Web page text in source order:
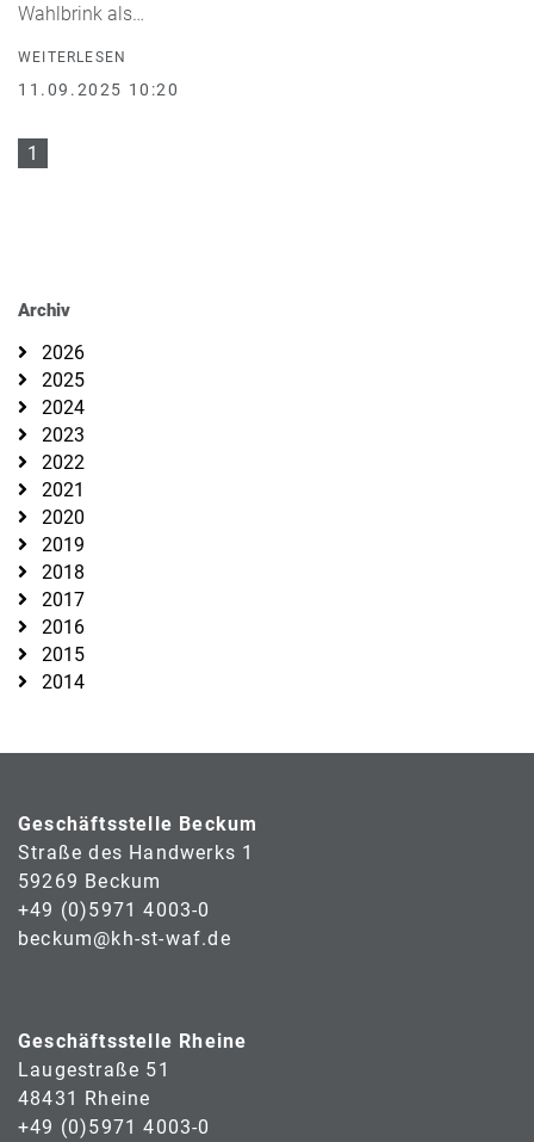
Wahlbrink als…
WEITERLESEN
11.09.2025 10:20
1
Archiv
2026
2025
2024
2023
2022
2021
2020
2019
2018
2017
2016
2015
2014
Geschäftsstelle Beckum
Straße des Handwerks 1
59269 Beckum
+49 (0)5971 4003-0
beckum@kh-st-waf.de
Geschäftsstelle Rheine
Laugestraße 51
48431 Rheine
+49 (0)5971 4003-0